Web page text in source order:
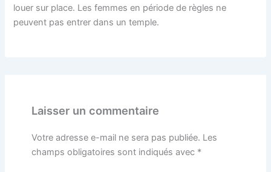
louer sur place. Les femmes en période de règles ne
peuvent pas entrer dans un temple.
Laisser un commentaire
Votre adresse e-mail ne sera pas publiée. Les
champs obligatoires sont indiqués avec *